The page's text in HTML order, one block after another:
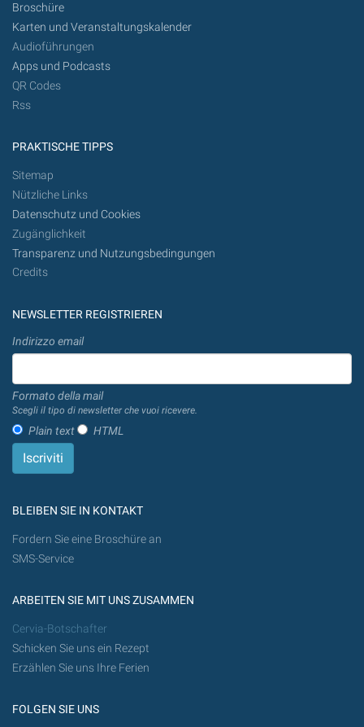
Broschüre
Karten und Veranstaltungskalender
Audioführungen
Apps und Podcasts
QR Codes
Rss
PRAKTISCHE TIPPS
Sitemap
Nützliche Links
Datenschutz und Cookies
Zugänglichkeit
Transparenz und Nutzungsbedingungen
Credits
NEWSLETTER REGISTRIEREN
Indirizzo email
Formato della mail
Scegli il tipo di newsletter che vuoi ricevere.
Plain text HTML
BLEIBEN SIE IN KONTAKT
Fordern Sie eine Broschüre an
SMS-Service
ARBEITEN SIE MIT UNS ZUSAMMEN
Cervia-Botschafter
Schicken Sie uns ein Rezept
Erzählen Sie uns Ihre Ferien
FOLGEN SIE UNS